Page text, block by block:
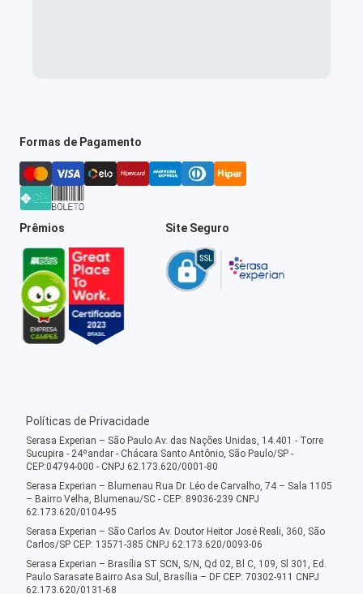
Formas de Pagamento
Prêmios Site Seguro
Políticas de Privacidade
Serasa Experian – São Paulo Av. das Nações Unidas, 14.401 - Torre
Sucupira - 24ºandar - Chácara Santo Antônio, São Paulo/SP -
CEP:04794-000 - CNPJ 62.173.620/0001-80
Serasa Experian – Blumenau Rua Dr. Léo de Carvalho, 74 – Sala 1105
– Bairro Velha, Blumenau/SC - CEP: 89036-239 CNPJ
62.173.620/0104-95
Serasa Experian – São Carlos Av. Doutor Heitor José Reali, 360, São
Carlos/SP CEP: 13571-385 CNPJ 62.173.620/0093-06
Serasa Experian – Brasília ST SCN, S/N, Qd 02, Bl C, 109, Sl 301, Ed.
Paulo Sarasate Bairro Asa Sul, Brasília – DF CEP: 70302-911 CNPJ
62.173.620/0131-68